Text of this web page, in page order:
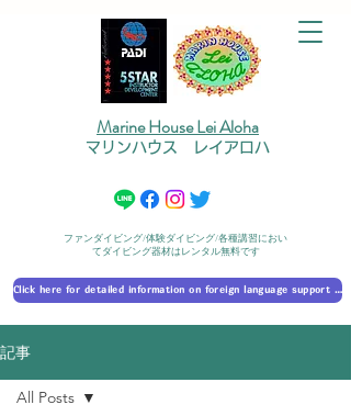
Marine House Lei Aloha
マリンハウス レイアロハ
ファンダイビング/体験ダイビング/各種講習におい
てダイビング器材はレンタル無料です
Click here for detailed information on foreign language support 外国語対応の詳細に​ついて
記事
All Posts